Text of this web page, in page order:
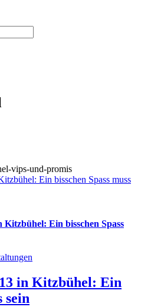
Ein bisschen Spass muss
Ein bisschen Spass
in Kitzbühel: Ein
sein